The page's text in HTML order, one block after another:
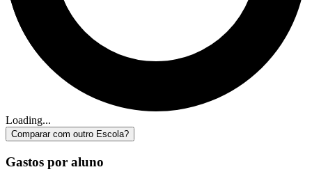
Loading...
Comparar com outro Escola?
Gastos por aluno